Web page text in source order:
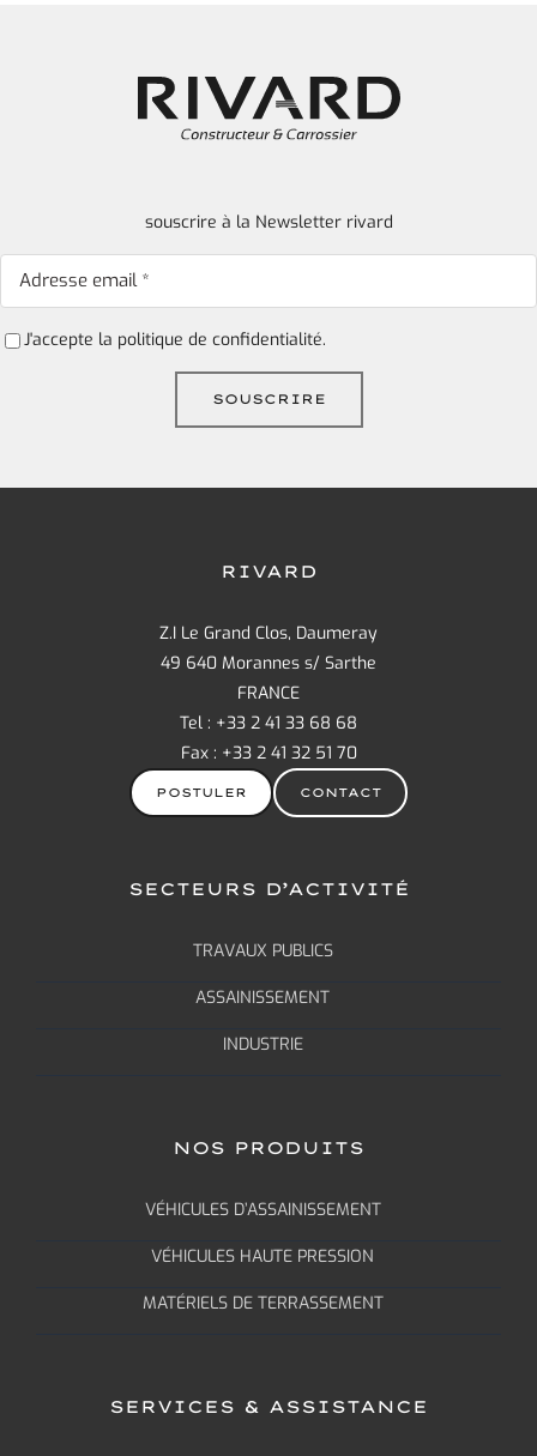
souscrire à la Newsletter rivard
J'accepte la politique de confidentialité.
RIVARD
Z.I Le Grand Clos, Daumeray
49 640 Morannes s/ Sarthe
FRANCE
Tel : +33 2 41 33 68 68
Fax : +33 2 41 32 51 70
POSTULER CONTACT
SECTEURS D’ACTIVITÉ
TRAVAUX PUBLICS
ASSAINISSEMENT
INDUSTRIE
NOS PRODUITS
VÉHICULES D’ASSAINISSEMENT
VÉHICULES HAUTE PRESSION
MATÉRIELS DE TERRASSEMENT
SERVICES & ASSISTANCE